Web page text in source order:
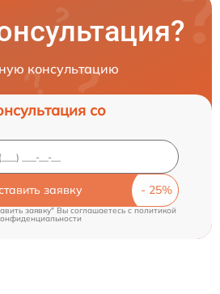
консультацию
со
заявку
заявку" Вы соглашаетесь cполитикой